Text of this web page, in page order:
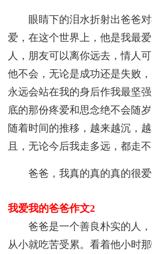
眼睛下的泪水折射出爸爸对
爱，在这个世界上，他是我最
人，朋友可以离你远去，情人
他不会，无论是成功还是失败
永远会站在我的身后作我最坚
底的那份疼爱和思念绝不会随
随着时间的推移，越来越沉，
且，无论今后我走多远，都走不
爸爸，我真的真的真的很爱
我爱我的爸爸作文2
爸爸是一个善良朴实的人，
从小就吃苦受累。看着他小时